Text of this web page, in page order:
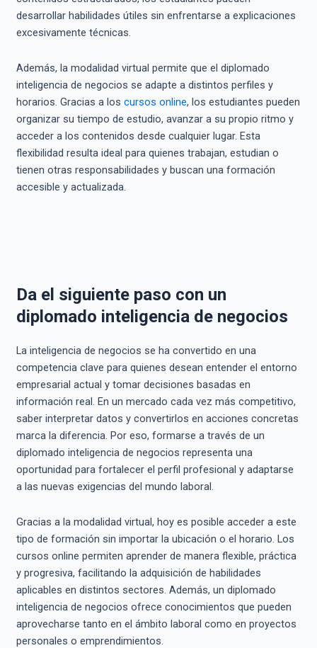
desarrollar habilidades útiles sin enfrentarse a explicaciones
excesivamente técnicas.
Además, la modalidad virtual permite que el diplomado
inteligencia de negocios se adapte a distintos perfiles y
horarios. Gracias a los cursos online, los estudiantes pueden
organizar su tiempo de estudio, avanzar a su propio ritmo y
acceder a los contenidos desde cualquier lugar. Esta
flexibilidad resulta ideal para quienes trabajan, estudian o
tienen otras responsabilidades y buscan una formación
accesible y actualizada.
Da el siguiente paso con un
diplomado inteligencia de negocios
La inteligencia de negocios se ha convertido en una
competencia clave para quienes desean entender el entorno
empresarial actual y tomar decisiones basadas en
información real. En un mercado cada vez más competitivo,
saber interpretar datos y convertirlos en acciones concretas
marca la diferencia. Por eso, formarse a través de un
diplomado inteligencia de negocios representa una
oportunidad para fortalecer el perfil profesional y adaptarse
a las nuevas exigencias del mundo laboral.
Gracias a la modalidad virtual, hoy es posible acceder a este
tipo de formación sin importar la ubicación o el horario. Los
cursos online permiten aprender de manera flexible, práctica
y progresiva, facilitando la adquisición de habilidades
aplicables en distintos sectores. Además, un diplomado
inteligencia de negocios ofrece conocimientos que pueden
aprovecharse tanto en el ámbito laboral como en proyectos
personales o emprendimientos.